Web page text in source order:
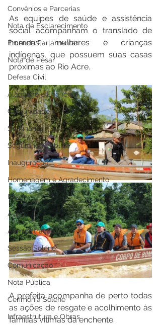
Convênios e Parcerias
Nota de Esclarecimento
Emenda Parlamentar
Nota de Pesar
Defesa Civil
Alagação e Enchente
Comunidade
Seminários
Segurança pública
Inauguração
Homenagem e Agradecimento
Lazer
Aviso
Administração
Sessão Solene
Comunicação
Nota Pública
Cerimônia Solene
Infraestrutura e Obras
As equipes de saúde e assistência
social acompanham o translado de
homens, mulheres e crianças
indígenas, que possuem suas casas
próximas ao Rio Acre.
A prefeita acompanha de perto todas
as ações de resgate e acolhimento às
famílias vítimas da enchente.